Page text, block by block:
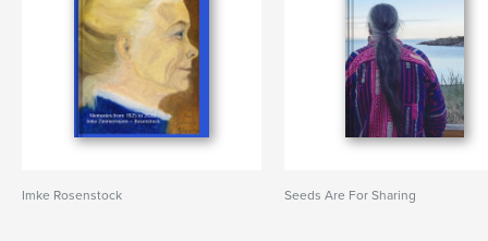
Imke Rosenstock Seeds Are For Sharing